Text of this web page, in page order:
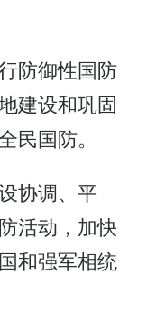
防御性国防
建设和巩固
民国防。
协调、平
活动，加快
和强军相统